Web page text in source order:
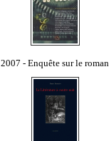
2007 - Enquête sur le roman